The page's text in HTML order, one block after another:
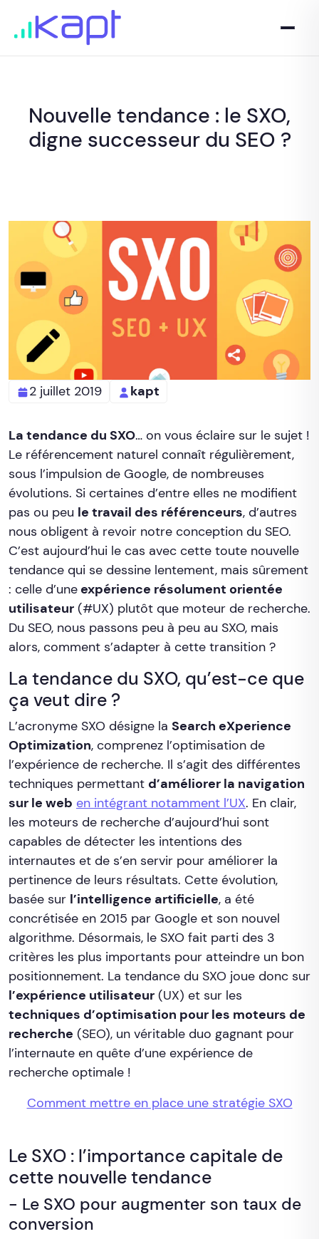
Nouvelle tendance : le SXO,
digne successeur du SEO ?
2 juillet 2019 kapt
La tendance du SXO… on vous éclaire sur le sujet !
Le référencement naturel connaît régulièrement,
sous l’impulsion de Google, de nombreuses
évolutions. Si certaines d’entre elles ne modifient
pas ou peu le travail des référenceurs, d’autres
nous obligent à revoir notre conception du SEO.
C’est aujourd’hui le cas avec cette toute nouvelle
tendance qui se dessine lentement, mais sûrement
: celle d’une expérience résolument orientée
utilisateur (#UX) plutôt que moteur de recherche.
Du SEO, nous passons peu à peu au SXO, mais
alors, comment s’adapter à cette transition ?
La tendance du SXO, qu’est-ce que
ça veut dire ?
L’acronyme SXO désigne la Search eXperience
Optimization, comprenez l’optimisation de
l’expérience de recherche. Il s’agit des différentes
techniques permettant d’améliorer la navigation
sur le web en intégrant notamment l’UX. En clair,
les moteurs de recherche d’aujourd’hui sont
capables de détecter les intentions des
internautes et de s’en servir pour améliorer la
pertinence de leurs résultats. Cette évolution,
basée sur l’intelligence artificielle, a été
concrétisée en 2015 par Google et son nouvel
algorithme. Désormais, le SXO fait parti des 3
critères les plus importants pour atteindre un bon
positionnement. La tendance du SXO joue donc sur
l’expérience utilisateur (UX) et sur les
techniques d’optimisation pour les moteurs de
recherche (SEO), un véritable duo gagnant pour
l’internaute en quête d’une expérience de
recherche optimale !
Comment mettre en place une stratégie SXO
Le SXO : l’importance capitale de
cette nouvelle tendance
- Le SXO pour augmenter son taux de
conversion